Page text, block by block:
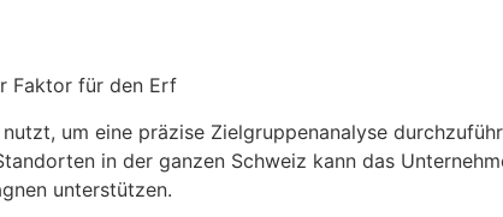
Faktor für den Erf
um eine präzise Zielgruppenanalyse
in der ganzen Schweiz kann das
unterstützen.